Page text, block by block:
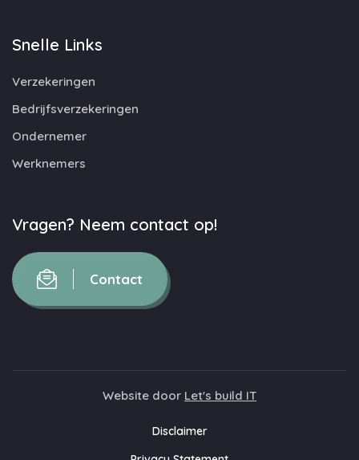
Snelle Links
Verzekeringen
Bedrijfsverzekeringen
Ondernemer
Werknemers
Vragen? Neem contact op!
Contact
Website door Let's build IT
Disclaimer